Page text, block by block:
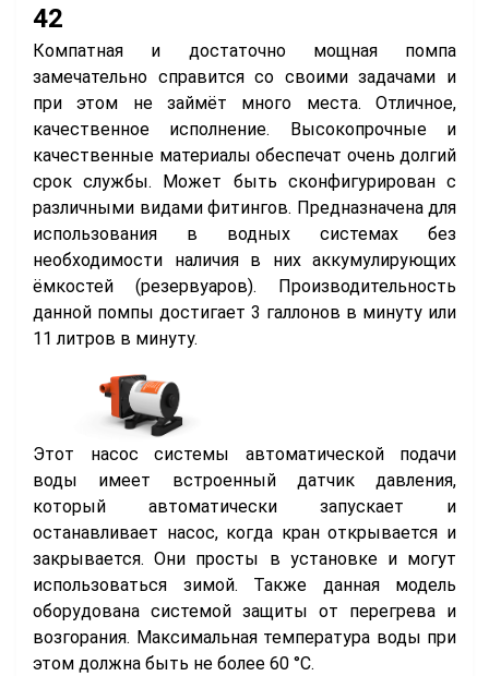
42
Компатная и достаточно мощная помпа
замечательно справится со своими задачами и
при этом не займёт много места. Отличное,
качественное исполнение. Высокопрочные и
качественные материалы обеспечат очень долгий
срок службы. Может быть сконфигурирован с
различными видами фитингов. Предназначена для
использования в водных системах без
необходимости наличия в них аккумулирующих
ёмкостей (резервуаров). Производительность
данной помпы достигает 3 галлонов в минуту или
11 литров в минуту.
Этот насос системы автоматической подачи
воды имеет встроенный датчик давления,
который автоматически запускает и
останавливает насос, когда кран открывается и
закрывается. Они просты в установке и могут
использоваться зимой. Также данная модель
оборудована системой защиты от перегрева и
возгорания. Максимальная температура воды при
этом должна быть не более 60 °C.